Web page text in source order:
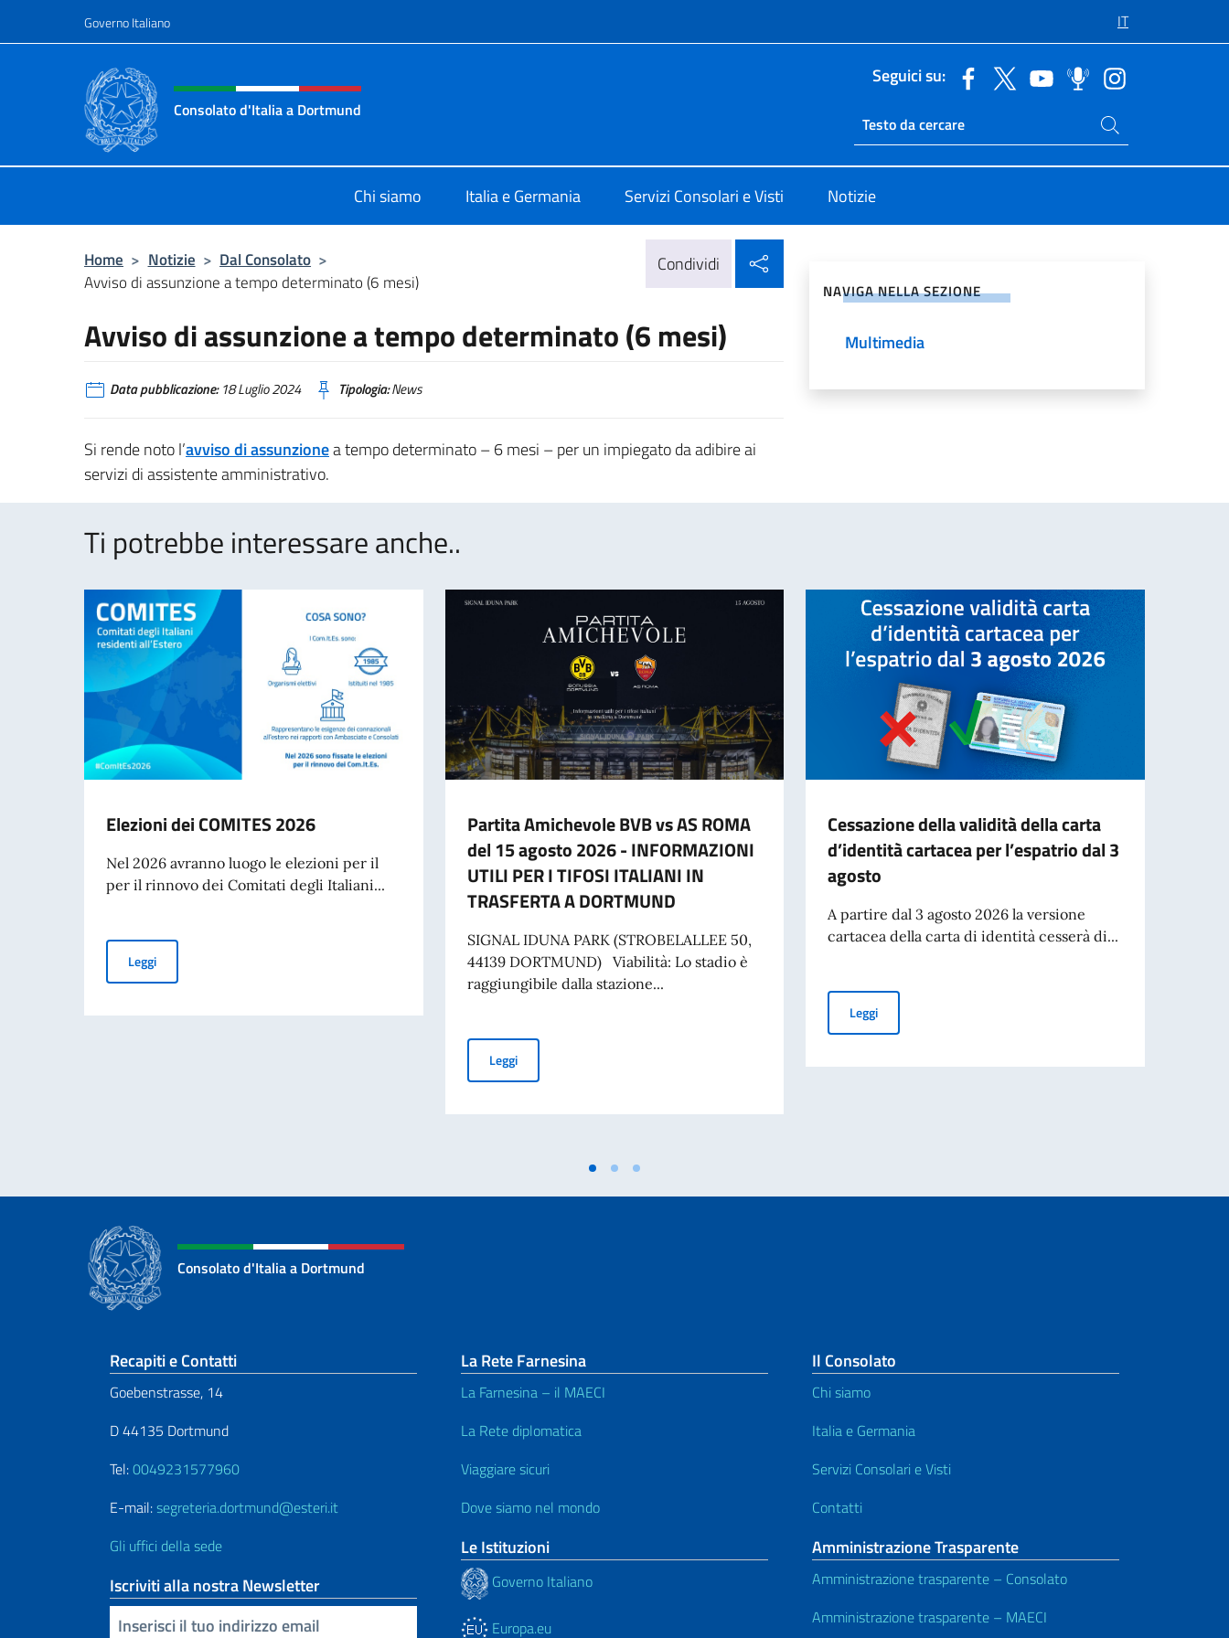
Governo Italiano IT
Intestazione sito, social e menù
Consolato d'Italia a Dortmund
Seguici su:
Ricerca sito live
Cerca nel sito
Chi siamo Italia e Germania Servizi Consolari e Visti Notizie
Home > Notizie > Dal Consolato >
Avviso di assunzione a tempo determinato (6 mesi)
Condividi
Avviso di assunzione a tempo determinato (6 mesi)
Data pubblicazione:18 Luglio 2024 Tipologia:News
Si rende noto l’avviso di assunzionea tempo determinato – 6 mesi – per un impiegato da adibire ai
servizi di assistente amministrativo.
NAVIGA NELLA SEZIONE
Multimedia
Ti potrebbe interessare anche..
Elezioni dei COMITES 2026
Nel 2026 avranno luogo le elezioni per il
per il rinnovo dei Comitati degli Italiani...
LeggiElezioni dei COMITES 2026
Partita Amichevole BVB vs AS ROMA
del 15 agosto 2026 - INFORMAZIONI
UTILI PER I TIFOSI ITALIANI IN
TRASFERTA A DORTMUND
SIGNAL IDUNA PARK (STROBELALLEE 50,
44139 DORTMUND) Viabilità: Lo stadio è
raggiungibile dalla stazione...
LeggiPartita Amichevole BVB vs AS ROMA del 15 agosto 2026 - INFORMAZIONI UTILI PER I TIFOSI ITALIANI IN TRASFERTA A
Cessazione della validità della carta
d’identità cartacea per l’espatrio dal 3
agosto
A partire dal 3 agosto 2026 la versione
cartacea della carta di identità cesserà di...
LeggiCessazione della validità della carta d’identità cartacea per
Consolato d'Italia a Dortmund
Sezione footer
Recapiti e Contatti
Goebenstrasse, 14
D 44135 Dortmund
Tel:0049231577960
E-mail:segreteria.dortmund@esteri.it
Gli uffici della sede
Iscriviti alla nostra Newsletter
Inserisci la tua email
La Rete Farnesina
La Farnesina – il MAECI
La Rete diplomatica
Viaggiare sicuri
Dove siamo nel mondo
Le Istituzioni
Governo Italiano
Europa.eu
Il Consolato
Chi siamo
Italia e Germania
Servizi Consolari e Visti
Contatti
Amministrazione Trasparente
Amministrazione trasparente – Consolato
Amministrazione trasparente – MAECI